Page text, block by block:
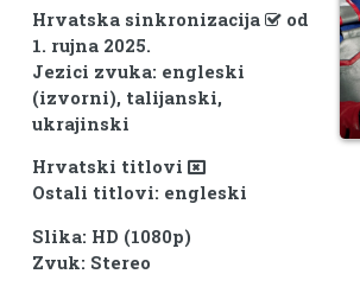
Hrvatska sinkronizacija
od
1. rujna 2025.
Jezici zvuka: engleski
(izvorni), talijanski,
ukrajinski
Hrvatski titlovi
Ostali titlovi: engleski
Slika: HD (1080p)
Zvuk: Stereo